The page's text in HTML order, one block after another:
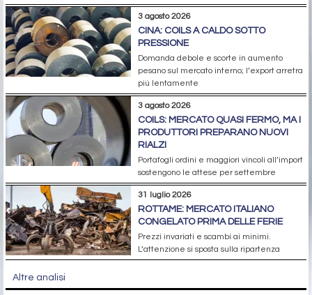
3 agosto 2026
CINA: COILS A CALDO SOTTO
PRESSIONE
Domanda debole e scorte in aumento
pesano sul mercato interno; l’export arretra
più lentamente
3 agosto 2026
COILS: MERCATO QUASI FERMO, MA I
PRODUTTORI PREPARANO NUOVI
RIALZI
Portafogli ordini e maggiori vincoli all’import
sostengono le attese per settembre
31 luglio 2026
ROTTAME: MERCATO ITALIANO
CONGELATO PRIMA DELLE FERIE
Prezzi invariati e scambi ai minimi.
L’attenzione si sposta sulla ripartenza
Altre analisi